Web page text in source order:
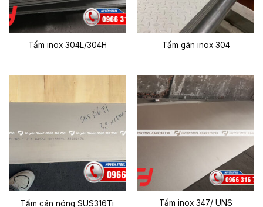
Tấm inox 304L/304H Tấm gân inox 304
Tấm cán nóng SUS316Ti
Tấm inox 347/ UNS